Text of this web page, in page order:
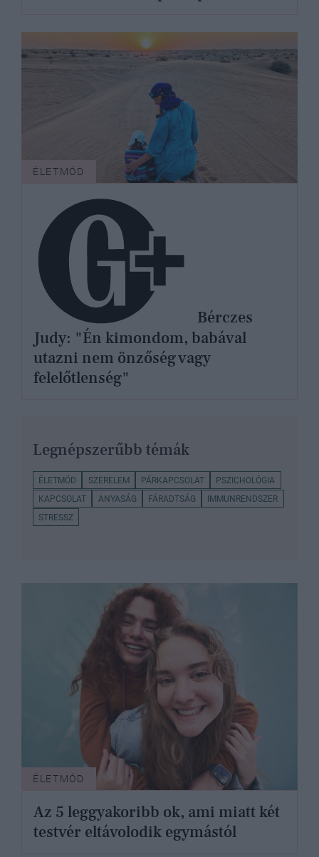
ÉLETMÓD
Bérczes
Judy: "Én kimondom, babával
utazni nem önzőség vagy
felelőtlenség"
Legnépszerűbb témák
ÉLETMÓD SZERELEM PÁRKAPCSOLAT
PSZICHOLÓGIA
KAPCSOLAT
ANYASÁG FÁRADTSÁG
IMMUNRENDSZER
STRESSZ
ÉLETMÓD
Az 5 leggyakoribb ok, ami miatt két
testvér eltávolodik egymástól